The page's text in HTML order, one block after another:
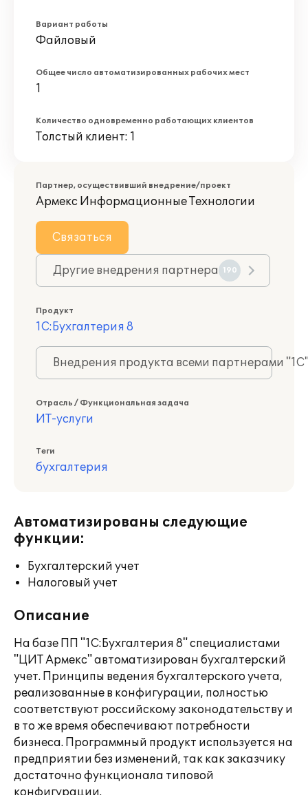
Вариант работы
Файловый
Общее число автоматизированных рабочих мест
1
Количество одновременно работающих клиентов
Толстый клиент: 1
Партнер, осуществивший внедрение/проект
Армекс Информационные Технологии
Связаться
Другие внедрения партнера 190
Продукт
1С:Бухгалтерия 8
Внедрения продукта всеми партнерами
Отрасль / Функциональная задача
ИТ-услуги
Теги
бухгалтерия
Автоматизированы следующие
функции:
Бухгалтерский учет
Налоговый учет
Описание
На базе ПП "1С:Бухгалтерия 8" специалистами
"ЦИТ Армекс" автоматизирован бухгалтерский
учет. Принципы ведения бухгалтерского учета,
реализованные в конфигурации, полностью
соответствуют российскому законодательству и
в то же время обеспечивают потребности
бизнеса. Программный продукт используется на
предприятии без изменений, так как заказчику
достаточно функционала типовой
конфигурации.